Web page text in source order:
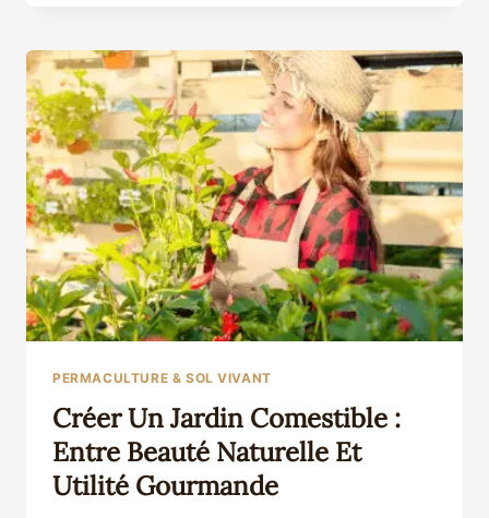
LE
GUIDE
ULTIME
POUR
DÉMARRER
UN
JARDIN
NATUREL
PERMACULTURE & SOL VIVANT
Créer Un Jardin Comestible :
Entre Beauté Naturelle Et
Utilité Gourmande